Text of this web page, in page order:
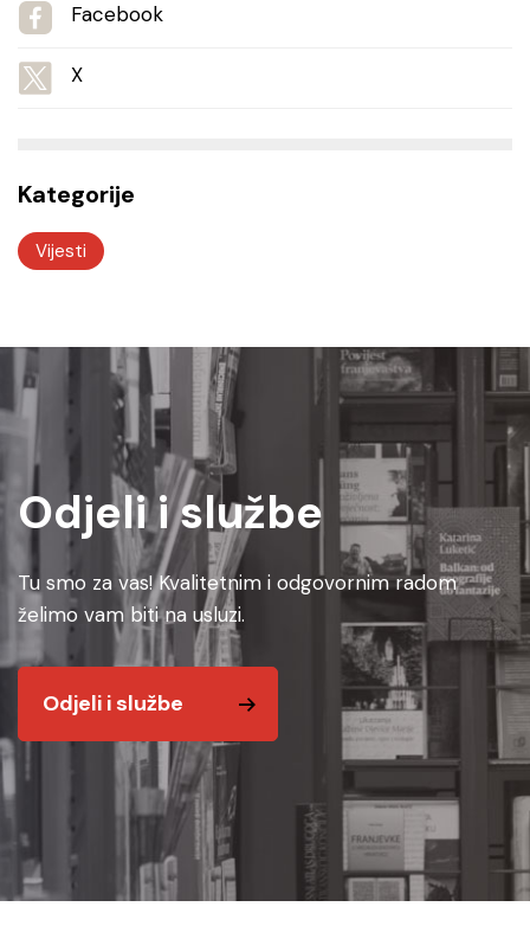
Facebook
X
Kategorije
Vijesti
Odjeli i službe
Tu smo za vas! Kvalitetnim i odgovornim radom
želimo vam biti na usluzi.
Odjeli i službe